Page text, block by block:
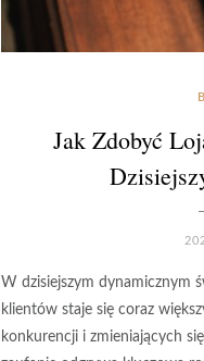
Jak Zdobyć
W dzisiejszym dynamicznym
klientów staje się coraz
konkurencji i zmieniających